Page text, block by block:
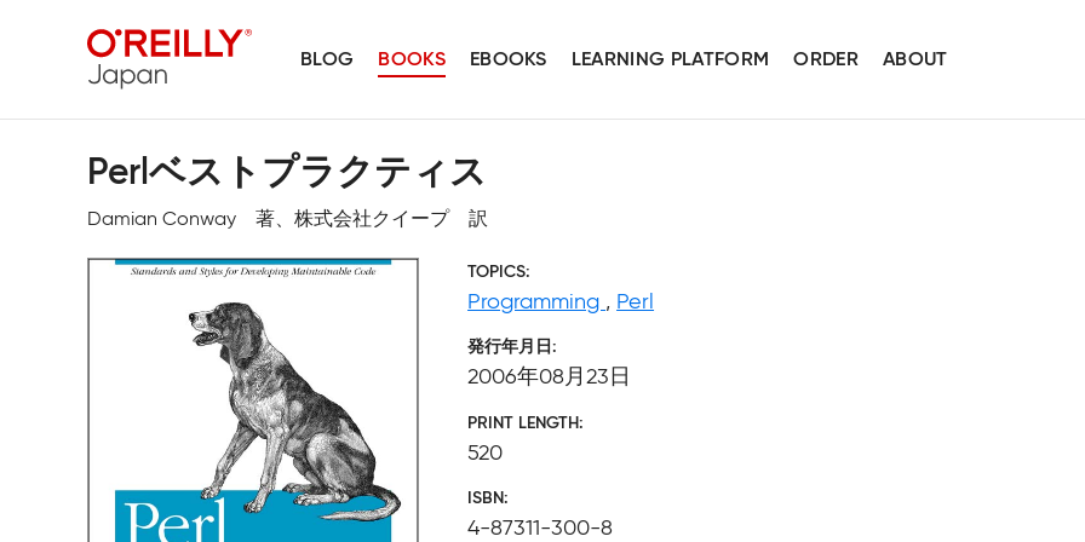
BLOG BOOKS EBOOKS LEARNING PLATFORM ORDER ABOUT
Perlベストプラクティス
Damian Conway 著、株式会社クイープ 訳
TOPICS
Programming , Perl
発行年月日
2006年08月23日
PRINT LENGTH
520
ISBN
4-87311-300-8